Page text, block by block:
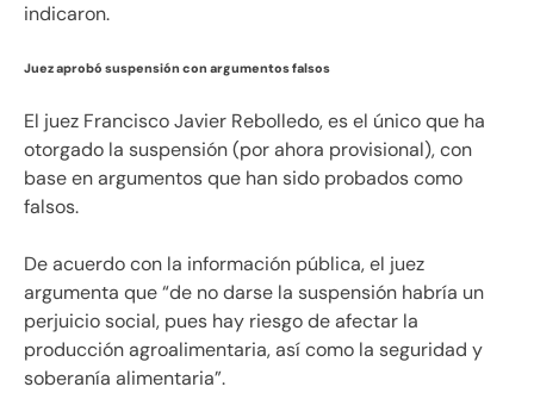
indicaron.
Juez aprobó suspensión con argumentos falsos
El juez Francisco Javier Rebolledo, es el único que ha
otorgado la suspensión (por ahora provisional), con
base en argumentos que han sido probados como
falsos.
De acuerdo con la información pública, el juez
argumenta que “de no darse la suspensión habría un
perjuicio social, pues hay riesgo de afectar la
producción agroalimentaria, así como la seguridad y
soberanía alimentaria”.